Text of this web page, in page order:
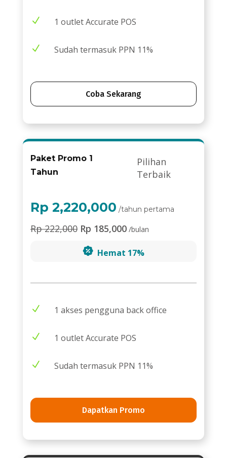
N 1 outlet Accurate POS
N Sudah termasuk PPN 11%
Coba Sekarang
Paket Promo 1
Tahun
Pilihan
Terbaik
Rp 2,220,000 /tahun pertama
Rp 222,000Rp 185,000/bulan
Hemat 17%
N 1 akses pengguna back office
N 1 outlet Accurate POS
N Sudah termasuk PPN 11%
Dapatkan Promo